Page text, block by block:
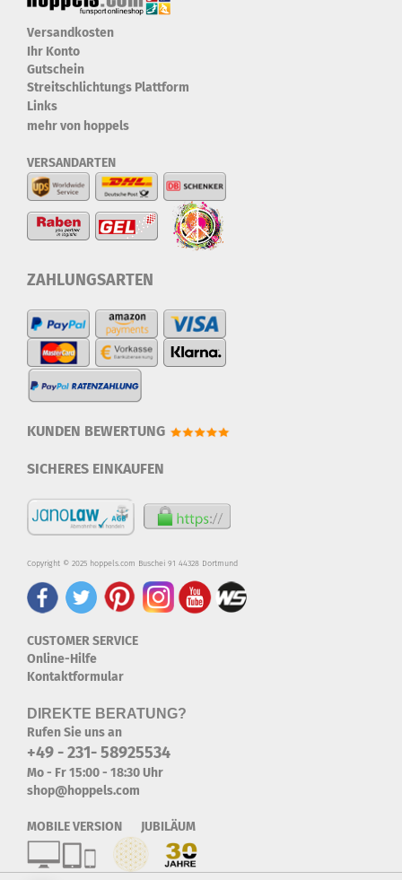
Versandkosten
Ihr Konto
Gutschein
Streitschlichtungs Plattform
Links
mehr von hoppels
VERSANDARTEN
ZAHLUNGSARTEN
KUNDEN BEWERTUNG
SICHERES EINKAUFEN
Copyright © 2025 hoppels.com Buschei 91 44328 Dortmund
CUSTOMER SERVICE
Online-Hilfe
Kontaktformular
DIREKTE BERATUNG?
Rufen Sie uns an
+49 - 231- 58925534
Mo - Fr 15:00 - 18:30 Uhr
shop@hoppels.com
MOBILE VERSION JUBILÄUM